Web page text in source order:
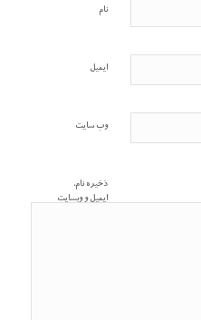
نام
ایمیل
وب‌ سایت
ذخیره نام،
ایمیل و وبسایت